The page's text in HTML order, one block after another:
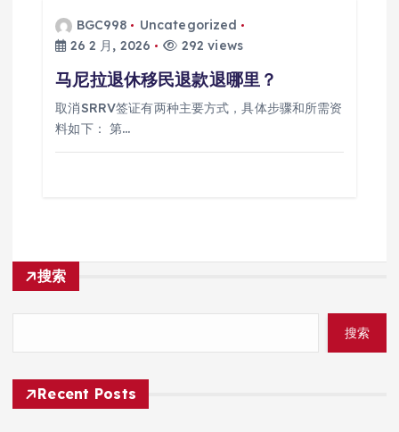
BGC998
Uncategorized
26 2 月, 2026
292 views
马尼拉退休移民退款退哪里？
取消SRRV签证有两种主要方式，具体步骤和所需资
料如下： 第…
搜索
搜索
Recent Posts